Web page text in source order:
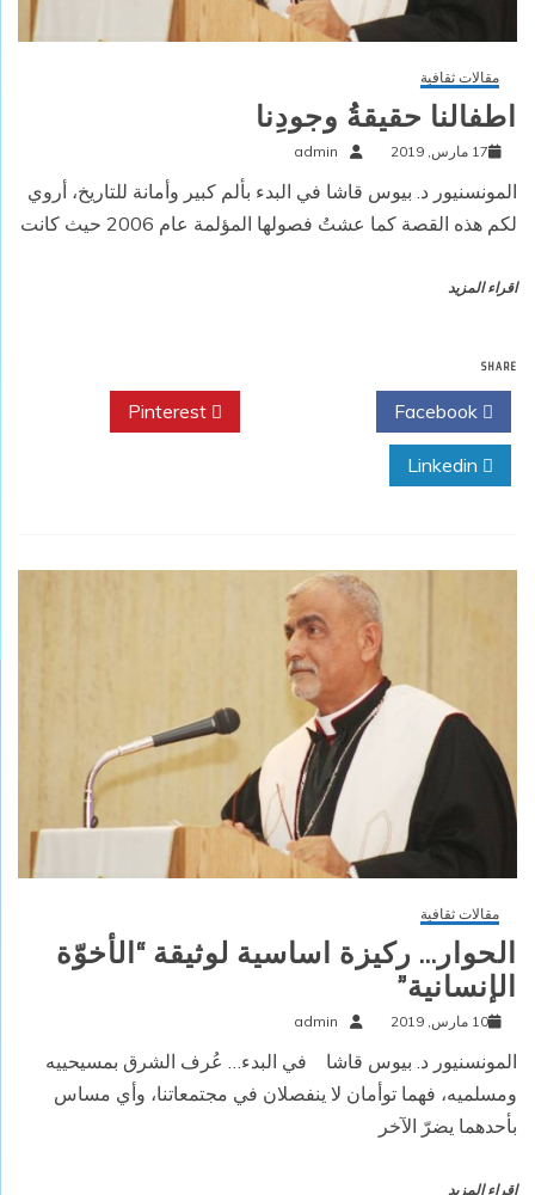
مقالات ثقافية
اطفالنا حقيقةُ وجودِنا
17 مارس, 2019 admin
المونسنيور د. بيوس قاشا في البدء بألم كبير وأمانة للتاريخ، أروي
لكم هذه القصة كما عشتُ فصولها المؤلمة عام 2006 حيث كانت
اقراء المزيد
SHARE
مقالات ثقافية
الحوار… ركيزة اساسية لوثيقة “الأخوّة
الإنسانية”
10 مارس, 2019 admin
المونسنيور د. بيوس قاشا في البدء… عُرف الشرق بمسيحييه
ومسلميه، فهما توأمان لا ينفصلان في مجتمعاتنا، وأي مساس
بأحدهما يضرّ الآخر
اقراء المزيد